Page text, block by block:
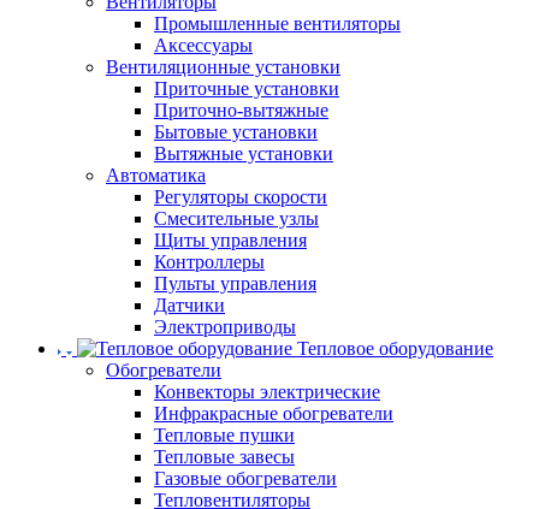
Промышленные вентиляторы
Аксессуары
Вентиляционные установки
Приточные установки
Приточно-вытяжные
Бытовые установки
Вытяжные установки
Автоматика
Регуляторы скорости
Смесительные узлы
Щиты управления
Контроллеры
Пульты управления
Датчики
Электроприводы
Тепловое оборудование
Обогреватели
Конвекторы электрические
Инфракрасные обогреватели
Тепловые пушки
Тепловые завесы
Газовые обогреватели
Тепловентиляторы